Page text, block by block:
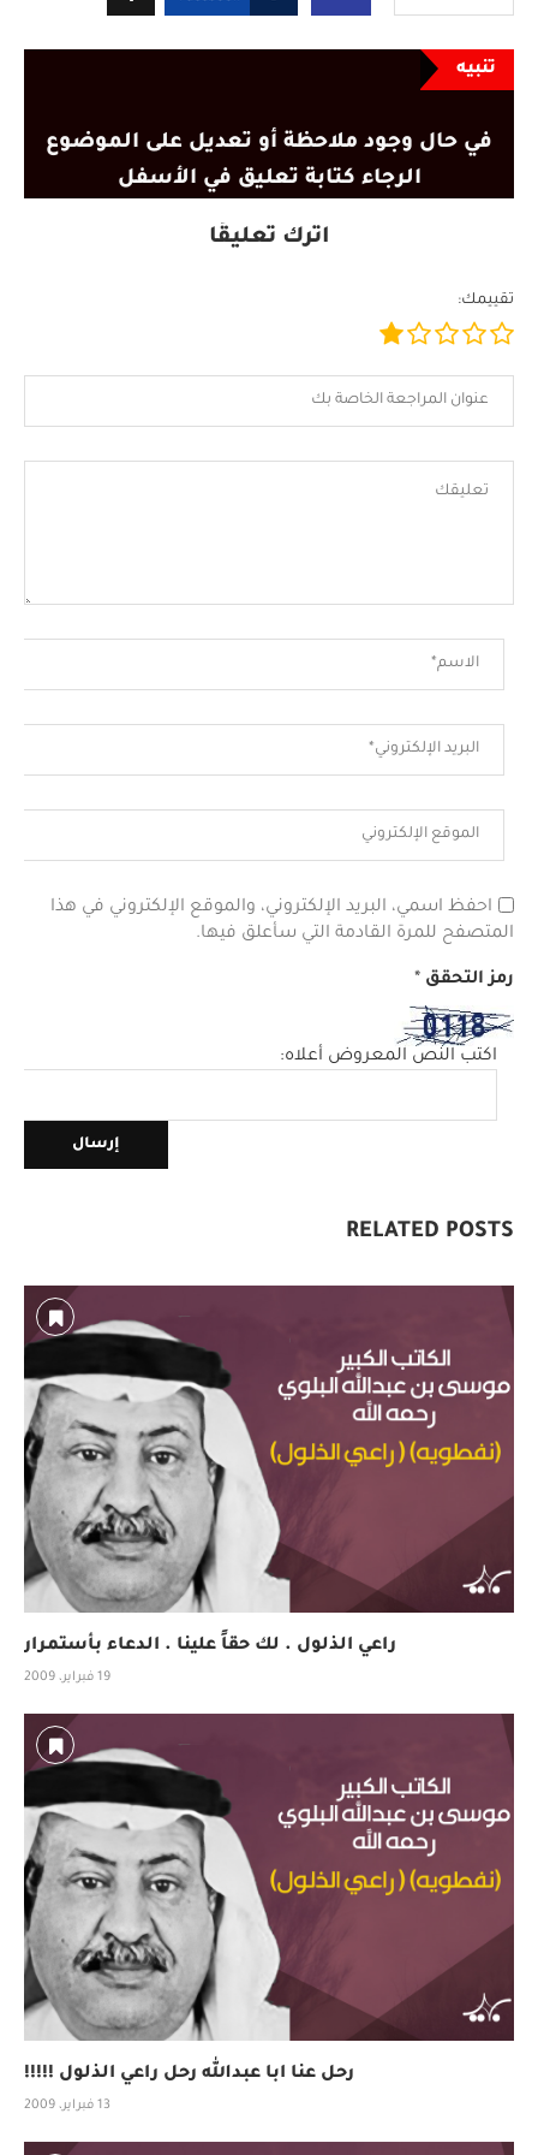
تنبيه
في حال وجود ملاحظة أو تعديل على الموضوع
الرجاء كتابة تعليق في الأسفل
اترك تعليقًا
تقييمك:
احفظ اسمي، البريد الإلكتروني، والموقع الإلكتروني في هذا
المتصفح للمرة القادمة التي سأعلق فيها.
رمز التحقق *
اكتب النص المعروض أعلاه:
RELATED POSTS
راعي الذلول . لك حقاً علينا . الدعاء بأستمرار
19 فبراير، 2009
رحل عنا ابا عبدالله رحل راعي الذلول !!!!!
13 فبراير، 2009